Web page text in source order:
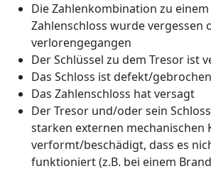
Die Zahlenkombination zu
Zahlenschloss wurde vergessen
verlorengegangen
Der Schlüssel zu dem Tresor ist
Das Schloss ist defekt/
Das Zahlenschloss hat versagt
Der Tresor und/oder sein
starken externen mechanischen
verformt/beschädigt, dass es
funktioniert (z.B. bei einem